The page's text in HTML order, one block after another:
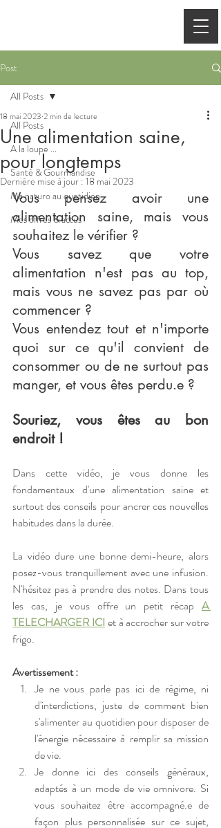
Post
All Posts
A la loupe ...
Santé & Gourmandise
Ma naturo au quotidien
Mes offres & actus
All Posts
Une alimentation saine,
pour longtemps
18 mai 2023 2 min de lecture
Dernière mise à jour : 18 mai 2023
Vous pensez avoir une
alimentation saine, mais vous
souhaitez le vérifier ?
Vous savez que votre
alimentation n'est pas au top,
mais vous ne savez pas par où
commencer ?
Vous entendez tout et n'importe
quoi sur ce qu'il convient de
consommer ou de ne surtout pas
manger, et vous êtes perdu.e ?
Souriez, vous êtes au bon
endroit !
Dans cette vidéo, je vous donne les
fondamentaux d'une alimentation saine et
surtout des conseils pour ancrer ces nouvelles
habitudes dans la durée.
La vidéo dure une bonne demi-heure, alors
posez-vous tranquillement avec une infusion.
N'hésitez pas à prendre des notes. Dans tous
les cas, je vous offre un petit récap A
TELECHARGER ICI et à accrocher sur votre
frigo.
Avertissement :
Je ne vous parle pas ici de régime, ni
d'interdictions, juste de comment bien
s'alimenter au quotidien pour disposer de
l'énergie nécessaire à remplir sa mission
de vie.
Je donne ici des conseils généraux,
adaptés à un mode de vie omnivore. Si
vous souhaitez être accompagné.e de